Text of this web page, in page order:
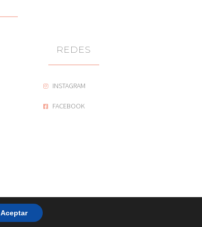
REDES
INSTAGRAM
FACEBOOK
Aceptar